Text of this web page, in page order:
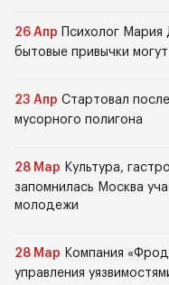
26 Апр
Психолог
бытовые привычки
23 Апр Стартовал
мусорного полигона
28 Мар Культура,
запомнилась Москва
молодежи
28 Мар Компания
управления